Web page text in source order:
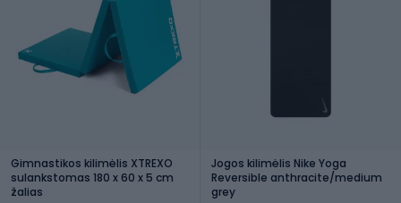
Gimnastikos kilimėlis XTREXO
sulankstomas 180 x 60 x 5 cm
žalias
Jogos kilimėlis Nike Yoga
Reversible anthracite/medium
grey